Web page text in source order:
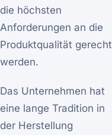
die höchsten
Anforderungen an die
Produktqualität gerecht
werden.
Das Unternehmen hat
eine lange Tradition in
der Herstellung